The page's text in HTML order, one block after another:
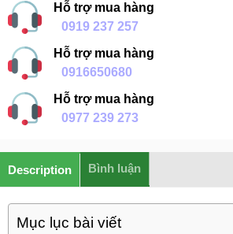
Hỗ trợ mua hàng
0919 237 257
Hỗ trợ mua hàng
0916650680
Hỗ trợ mua hàng
0977 239 273
Description Bình luận
Mục lục bài viết